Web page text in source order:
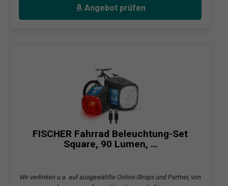
Angebot prüfen
FISCHER Fahrrad Beleuchtung-Set
Square, 90 Lumen, …
Wir verlinken u.a. auf ausgewählte Online-Shops und Partner, von